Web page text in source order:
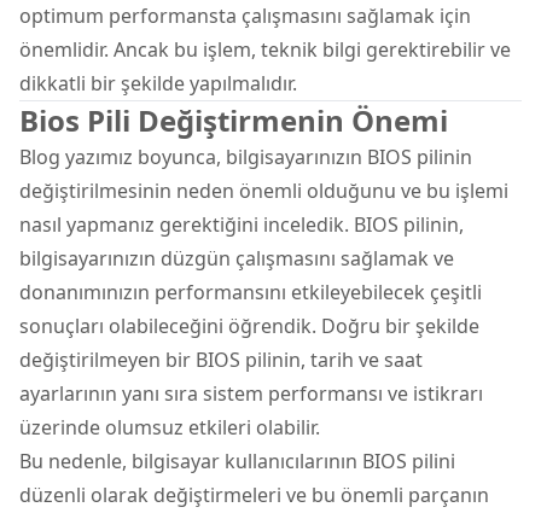
optimum performansta çalışmasını sağlamak için
önemlidir. Ancak bu işlem, teknik bilgi gerektirebilir ve
dikkatli bir şekilde yapılmalıdır.
Bios Pili Değiştirmenin Önemi
Blog yazımız boyunca, bilgisayarınızın BIOS pilinin
değiştirilmesinin neden önemli olduğunu ve bu işlemi
nasıl yapmanız gerektiğini inceledik. BIOS pilinin,
bilgisayarınızın düzgün çalışmasını sağlamak ve
donanımınızın performansını etkileyebilecek çeşitli
sonuçları olabileceğini öğrendik. Doğru bir şekilde
değiştirilmeyen bir BIOS pilinin, tarih ve saat
ayarlarının yanı sıra sistem performansı ve istikrarı
üzerinde olumsuz etkileri olabilir.
Bu nedenle, bilgisayar kullanıcılarının BIOS pilini
düzenli olarak değiştirmeleri ve bu önemli parçanın